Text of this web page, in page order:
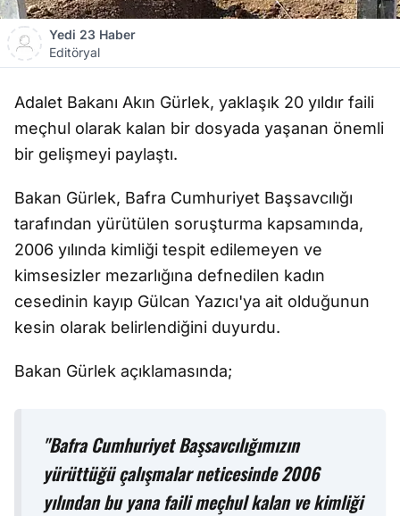
Yedi 23 Haber
Editöryal
Adalet Bakanı Akın Gürlek, yaklaşık 20 yıldır faili
meçhul olarak kalan bir dosyada yaşanan önemli
bir gelişmeyi paylaştı.
Bakan Gürlek, Bafra Cumhuriyet Başsavcılığı
tarafından yürütülen soruşturma kapsamında,
2006 yılında kimliği tespit edilemeyen ve
kimsesizler mezarlığına defnedilen kadın
cesedinin kayıp Gülcan Yazıcı'ya ait olduğunun
kesin olarak belirlendiğini duyurdu.
Bakan Gürlek açıklamasında;
"Bafra Cumhuriyet Başsavcılığımızın
yürüttüğü çalışmalar neticesinde 2006
yılından bu yana faili meçhul kalan ve kimliği